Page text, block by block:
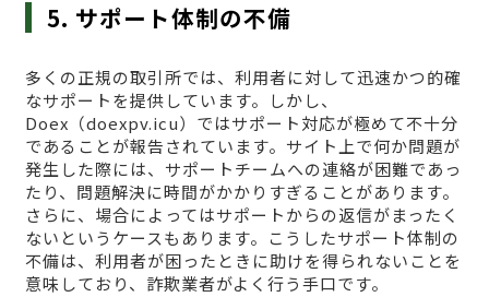
5. サポート体制の不備
多くの正規の取引所では、利用者に対して迅速かつ的確
なサポートを提供しています。しかし、
Doex（doexpv.icu）ではサポート対応が極めて不十分
であることが報告されています。サイト上で何か問題が
発生した際には、サポートチームへの連絡が困難であっ
たり、問題解決に時間がかかりすぎることがあります。
さらに、場合によってはサポートからの返信がまったく
ないというケースもあります。こうしたサポート体制の
不備は、利用者が困ったときに助けを得られないことを
意味しており、詐欺業者がよく行う手口です。